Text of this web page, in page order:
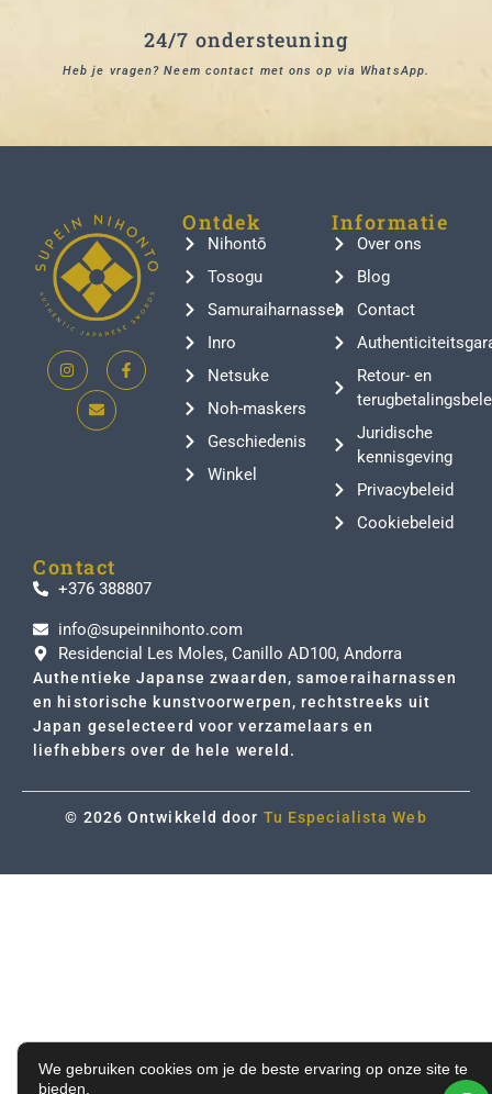
24/7 ondersteuning
Heb je vragen? Neem contact met ons op via WhatsApp.
Ontdek
Nihontō
Tosogu
Samuraiharnassen
Inro
Netsuke
Noh-maskers
Geschiedenis
Winkel
Informatie
Over ons
Blog
Contact
Retour- en
Juridische
kennisgeving
Privacybeleid
Cookiebeleid
Contact
+376 388807
info@supeinnihonto.com
Residencial Les Moles, Canillo AD100, Andorra
Authentieke Japanse zwaarden, samoeraiharnassen
en historische kunstvoorwerpen, rechtstreeks uit
Japan geselecteerd voor verzamelaars en
liefhebbers over de hele wereld.
© 2026 Ontwikkeld door Tu Especialista Web
We gebruiken cookies om je de beste ervaring op onze site te
bieden.